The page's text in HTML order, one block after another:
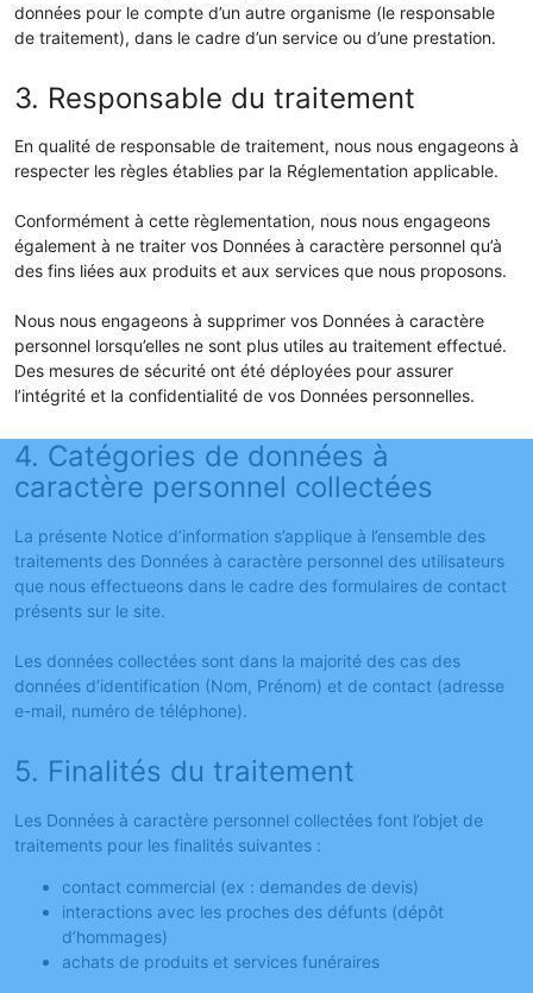
données pour le compte d’un autre organisme (le responsable
de traitement), dans le cadre d’un service ou d’une prestation.
3. Responsable du traitement
En qualité de responsable de traitement, nous nous engageons à
respecter les règles établies par la Réglementation applicable.
Conformément à cette règlementation, nous nous engageons
également à ne traiter vos Données à caractère personnel qu’à
des fins liées aux produits et aux services que nous proposons.
Nous nous engageons à supprimer vos Données à caractère
personnel lorsqu’elles ne sont plus utiles au traitement effectué.
Des mesures de sécurité ont été déployées pour assurer
l’intégrité et la confidentialité de vos Données personnelles.
4. Catégories de données à
caractère personnel collectées
La présente Notice d’information s’applique à l’ensemble des
traitements des Données à caractère personnel des utilisateurs
que nous effectueons dans le cadre des formulaires de contact
présents sur le site.
Les données collectées sont dans la majorité des cas des
données d’identification (Nom, Prénom) et de contact (adresse
e-mail, numéro de téléphone).
5. Finalités du traitement
Les Données à caractère personnel collectées font l’objet de
traitements pour les finalités suivantes :
contact commercial (ex : demandes de devis)
interactions avec les proches des défunts (dépôt
d’hommages)
achats de produits et services funéraires